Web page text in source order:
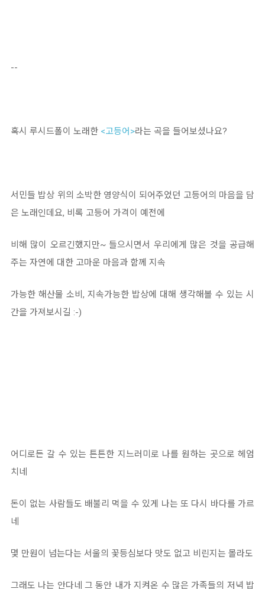
--
혹시 루시드폴이 노래한 <고등어>라는 곡을 들어보셨나요?
서민들 밥상 위의 소박한 영양식이 되어주었던 고등어의 마음을 담
은 노래인데요, 비록 고등어 가격이 예전에
비해 많이 오르긴했지만~ 들으시면서 우리에게 많은 것을 공급해
주는 자연에 대한 고마운 마음과 함께 지속
가능한 해산물 소비, 지속가능한 밥상에 대해 생각해볼 수 있는 시
간을 가져보시길 :-)
어디로든 갈 수 있는 튼튼한 지느러미로 나를 원하는 곳으로 헤엄
치네
돈이 없는 사람들도 배불리 먹을 수 있게 나는 또 다시 바다를 가르
네
몇 만원이 넘는다는 서울의 꽃등심보다 맛도 없고 비린지는 몰라도
그래도 나는 안다네 그 동안 내가 지켜온 수 많은 가족들의 저녁 밥